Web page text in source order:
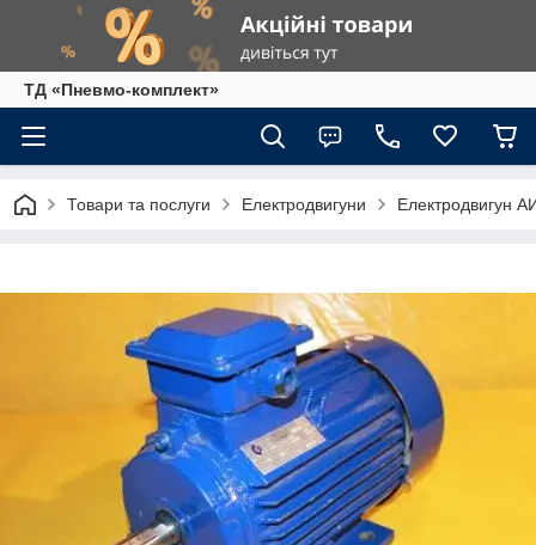
ТД «Пневмо-комплект»
Товари та послуги Електродвигуни Електродвигун